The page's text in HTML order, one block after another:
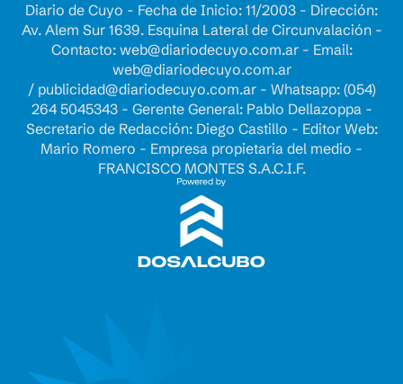
Diario de Cuyo - Fecha de Inicio: 11/2003 - Dirección:
Av. Alem Sur 1639. Esquina Lateral de Circunvalación -
Contacto: web@diariodecuyo.com.ar- Email:
web@diariodecuyo.com.ar
/ publicidad@diariodecuyo.com.ar- Whatsapp: (054)
264 5045343 - Gerente General: Pablo Dellazoppa -
Secretario de Redacción: Diego Castillo - Editor Web:
Mario Romero - Empresa propietaria del medio -
FRANCISCO MONTES S.A.C.I.F.